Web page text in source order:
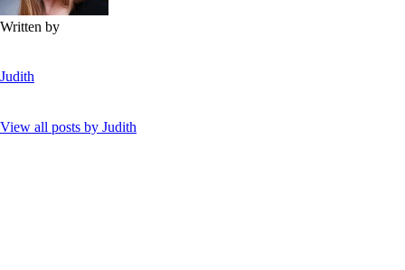
Written by
Judith
View all posts by Judith